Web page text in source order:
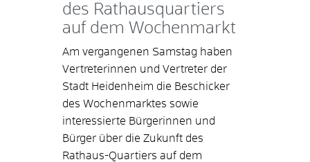
des Rathausquartiers
auf dem Wochenmarkt
Am vergangenen Samstag haben
Vertreterinnen und Vertreter der
Stadt Heidenheim die Beschicker
des Wochenmarktes sowie
interessierte Bürgerinnen und
Bürger über die Zukunft des
Rathaus-Quartiers auf dem